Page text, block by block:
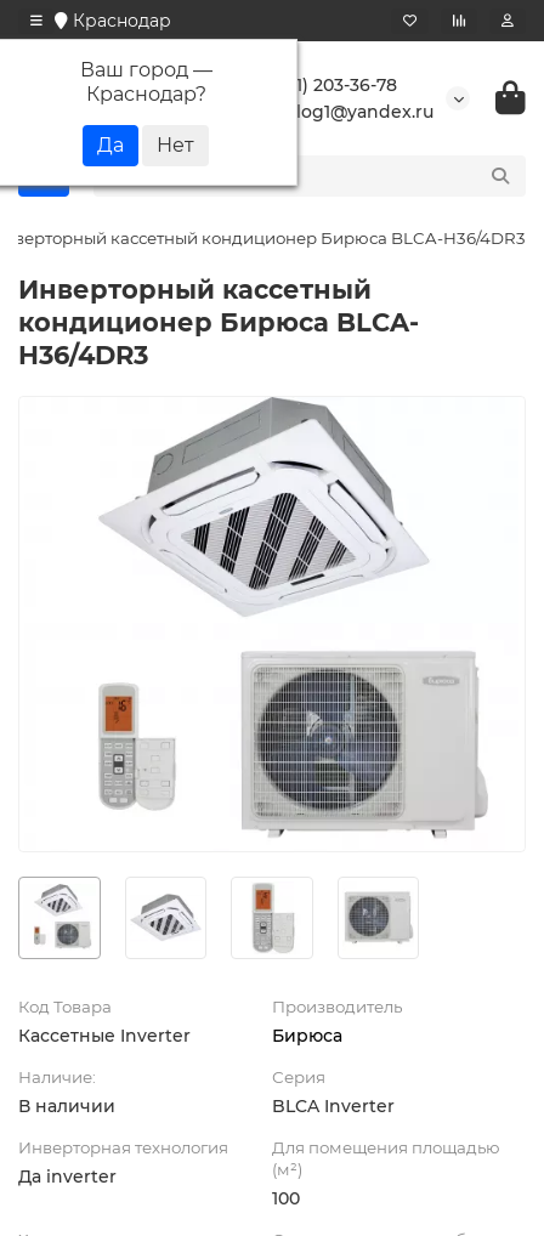
Краснодар
Ваш город —
Краснодар?
+7 (861) 203-36-78
buranlog1@yandex.ru
кассетный кондиционер Бирюса BLCA-H36/4DR3
Инверторный кассетный
кондиционер Бирюса BLCA-
H36/4DR3
Код Товара
Кассетные Inverter
Производитель
Бирюса
Наличие:
В наличии
Серия
BLCA Inverter
Инверторная технология
Да inverter
Для помещения площадью
(м²)
100